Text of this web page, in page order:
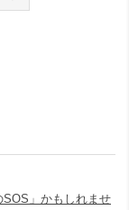
SOS」かもしれませ